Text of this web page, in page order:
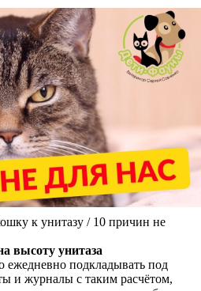
к унитазу / 10 причин не
высоту унитаза
ежедневно подкладывать под
и журналы с таким расчётом,